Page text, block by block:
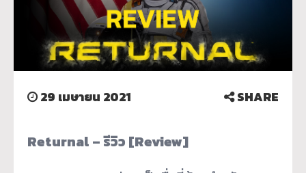
29 เมษายน 2021 SHARE
Returnal – รีวิว [Review]